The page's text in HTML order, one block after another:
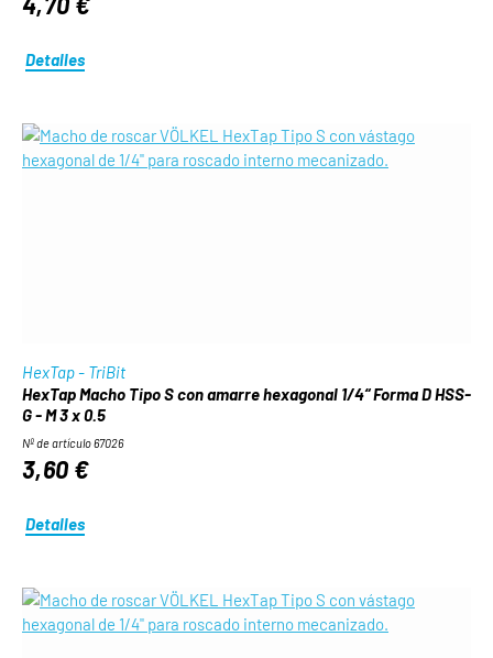
Detalles
HexTap - TriBit
HexTap Macho Tipo S con amarre hexagonal 1/4“ Forma D HSS-
G - M 3 x 0.5
Nº de artículo 67026
3,60 €
Detalles